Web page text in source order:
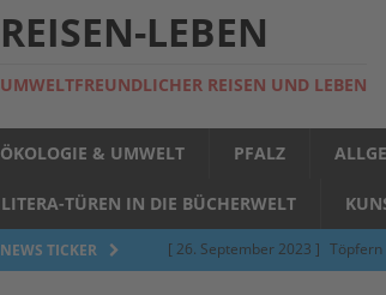
REISEN-LEBEN
UMWELTFREUNDLICHER REISEN UND LEBEN
ÖKOLOGIE & UMWELT PFALZ
LITERA-TÜREN IN DIE BÜCHERWELT
NEWS TICKER [ 26. September 2023 ] Töpfern